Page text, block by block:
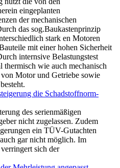
eingeplanten
der mechanischen
das sog.Baukastenprinzip
stark en Motoren
mit einer hohen Sicherheit
internsive Belastungstest
thermisch wie auch mechanisch
Motor und Getriebe sowie
die Schadstoffnorm-
des serienmäßigen
nicht zugelassen. Zudem
ein TÜV-Gutachten
gar nicht möglich. Im
sich der